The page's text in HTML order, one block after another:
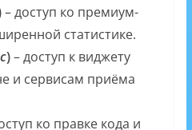
– доступ ко премиум-
статистике.
)– доступ к виджету
и сервисам приёма
ко правке кода и